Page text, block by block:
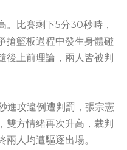
。比賽剩下5分30秒時，
搶籃板過程中發生身體碰
後上前理論，兩人皆被判
進攻違例遭判罰，張宗憲
雙方情緒再次升高，裁判
人均遭驅逐出場。